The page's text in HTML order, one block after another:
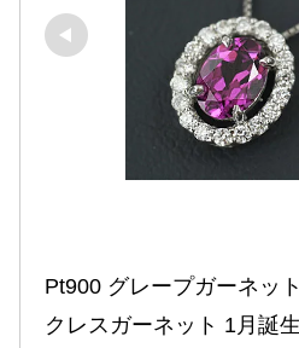
Pt900 グレープガーネッ
クレスガーネット 1月誕